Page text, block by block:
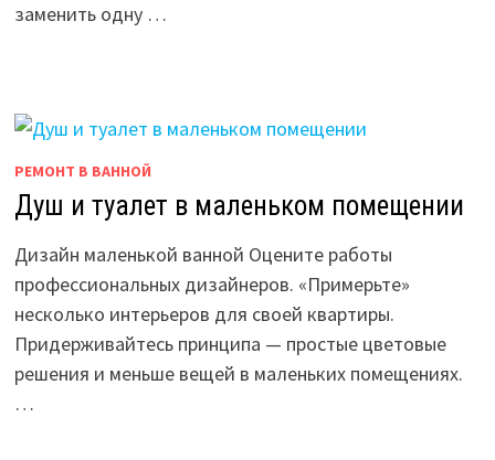
заменить одну …
РЕМОНТ В ВАННОЙ
Душ и туалет в маленьком помещении
Дизайн маленькой ванной Оцените работы
профессиональных дизайнеров. «Примерьте»
несколько интерьеров для своей квартиры.
Придерживайтесь принципа — простые цветовые
решения и меньше вещей в маленьких помещениях.
…